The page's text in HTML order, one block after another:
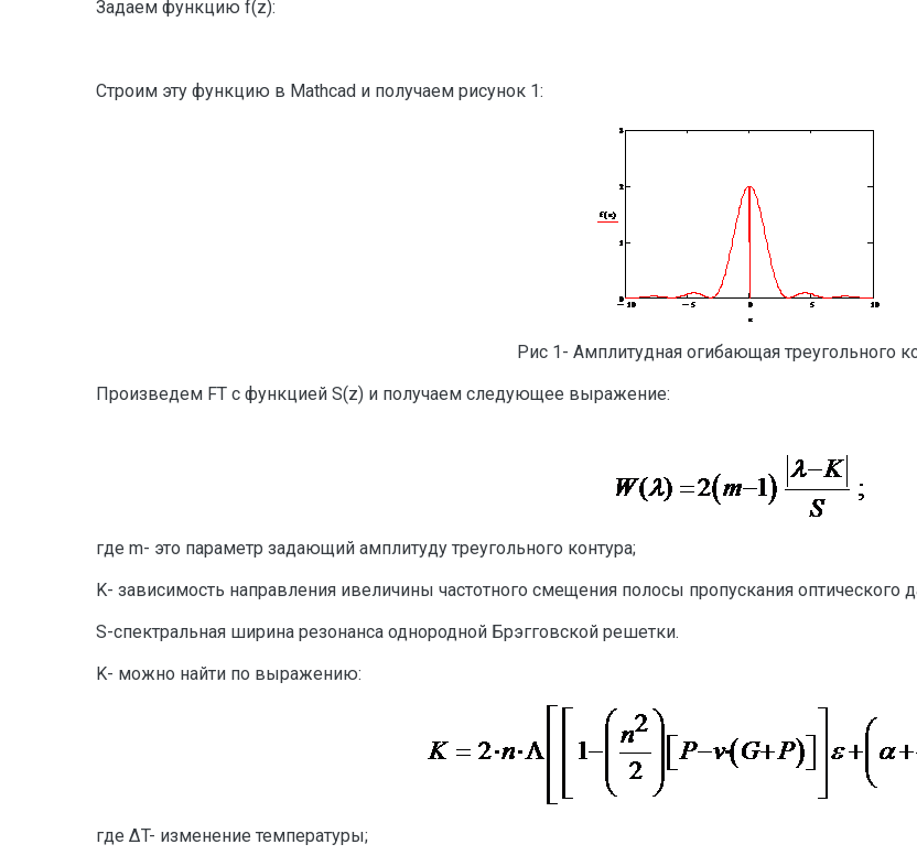
Задаем функцию f(z):
Строим эту функцию в Mathcad и получаем рисунок 1:
Рис 1- Амплитудная огибающая треугольного
Произведем FT с функцией S(z) и получаем следующее выражение:
где m- это параметр задающий амплитуду треугольного контура;
K- зависимость направления ивеличины частотного смещения полосы пропускания оптического
S-cпектральная ширина резонанса однородной Брэгговской решетки.
K- можно найти по выражению:
где ΔT- изменение температуры;